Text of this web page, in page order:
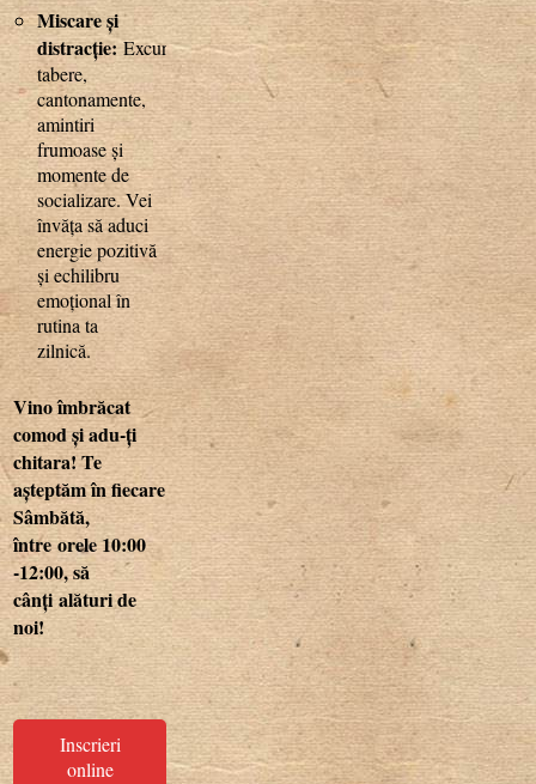
Miscare și
distracție:Excursii,
tabere,
cantonamente,
amintiri
frumoase și
momente de
socializare. Vei
învăța să aduci
energie pozitivă
și echilibru
emoțional în
rutina ta
zilnică.
Vino îmbrăcat
comod și adu-ți
chitara! Te
așteptăm în fiecare
Sâmbătă,
între orele 10:00
-12:00, să
cânțialături de
noi!
Inscrieri
online